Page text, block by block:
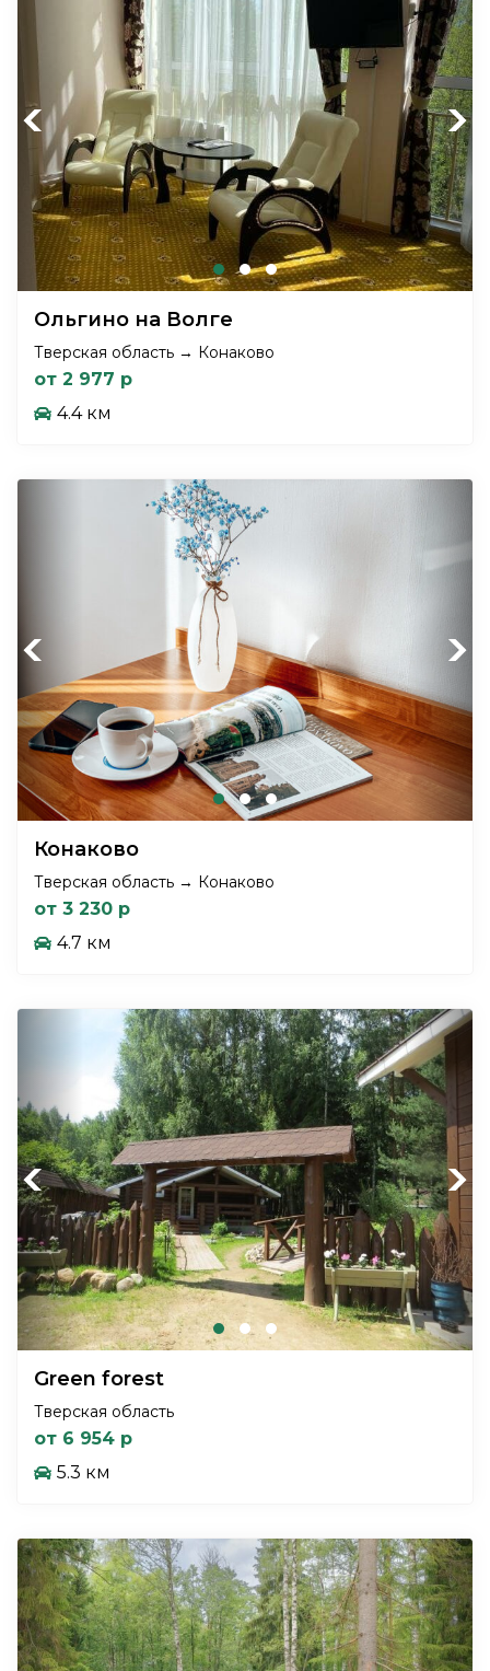
Previous Next
Ольгино на Волге
Тверская область → Конаково
от 2 977 р
4.4 км
Previous Next
Конаково
Тверская область → Конаково
от 3 230 р
4.7 км
Previous Next
Green forest
Тверская область
от 6 954 р
5.3 км